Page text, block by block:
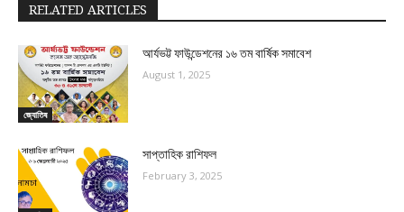
RELATED ARTICLES
জ্যোতিষ
আর্যভট্ট ফাউন্ডেশনের ১৬ তম বার্ষিক সমাবেশ
August 1, 2025
সাপ্তাহিক রাশিফল
February 3, 2025